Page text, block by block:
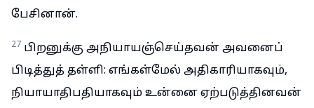
பேசினான்.
27 பிறனுக்கு அநியாயஞ்செய்தவன் அவனைப்
பிடித்துத் தள்ளி: எங்கள்மேல் அதிகாரியாகவும்,
நியாயாதிபதியாகவும் உன்னை ஏற்படுத்தினவன்